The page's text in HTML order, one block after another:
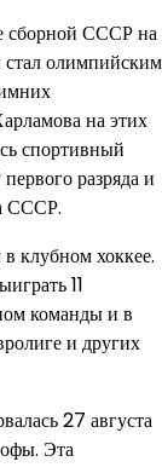
сборной СССР на
олимпийским
на этих
спортивный
разряда и
СССР.
клубном хоккее.
11
команды и в
и других
27 августа
Эта